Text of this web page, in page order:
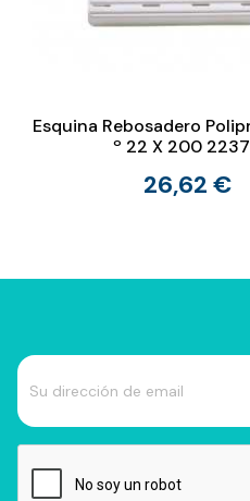
Esquina Rebosadero
º 22 X 200
26,62 €